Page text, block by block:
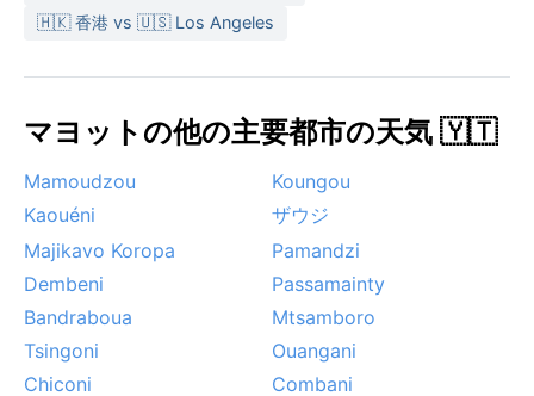
季節風の影響で海が荒れることもあるが、霧や雪はな
風と太陽の恵みは、この島の豊かな自然と文化を育ん
🇭🇰 香港 vs 🇺🇸 Los Angeles
マヨットの他の主要都市の天気 🇾🇹
Mamoudzou
Koungou
Kaouéni
ザウジ
Majikavo Koropa
Pamandzi
Dembeni
Passamainty
Bandraboua
Mtsamboro
Tsingoni
Ouangani
Chiconi
Combani